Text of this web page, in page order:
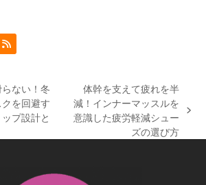
RSS
ない！冬
を回避す
プ設計と
next
体幹を支えて疲れを半
減！インナーマッスルを
意識した疲労軽減シュー
ズの選び方